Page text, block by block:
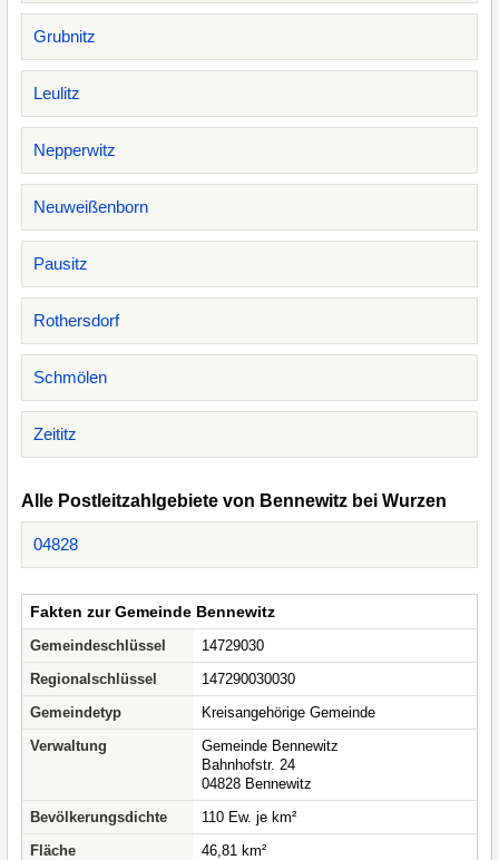
Grubnitz
Leulitz
Nepperwitz
Neuweißenborn
Pausitz
Rothersdorf
Schmölen
Zeititz
Alle Postleitzahlgebiete von Bennewitz bei Wurzen
04828
Fakten zur Gemeinde Bennewitz
Gemeindeschlüssel
14729030
Regionalschlüssel
147290030030
Gemeindetyp
Kreisangehörige Gemeinde
Verwaltung
Gemeinde Bennewitz
Bahnhofstr. 24
04828 Bennewitz
Bevölkerungsdichte
110 Ew. je km²
Fläche
46,81 km²